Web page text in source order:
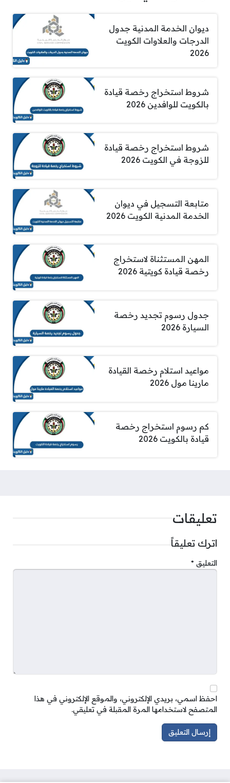
ديوان الخدمة المدنية جدول
الدرجات والعلاوات الكويت
2026
شروط استخراج رخصة قيادة
بالكويت للوافدين 2026
شروط استخراج رخصة قيادة
للزوجة في الكويت 2026
متابعة التسجيل في ديوان
الخدمة المدنية الكويت 2026
المهن المستثناة لاستخراج
رخصة قيادة كويتية 2026
جدول رسوم تجديد رخصة
السيارة 2026
مواعيد استلام رخصة القيادة
مارينا مول 2026
كم رسوم استخراج رخصة
قيادة بالكويت 2026
تعليقات
اترك تعليقاً
التعليق *
احفظ اسمي، بريدي الإلكتروني، والموقع الإلكتروني في هذا
المتصفح لاستخدامها المرة المقبلة في تعليقي.